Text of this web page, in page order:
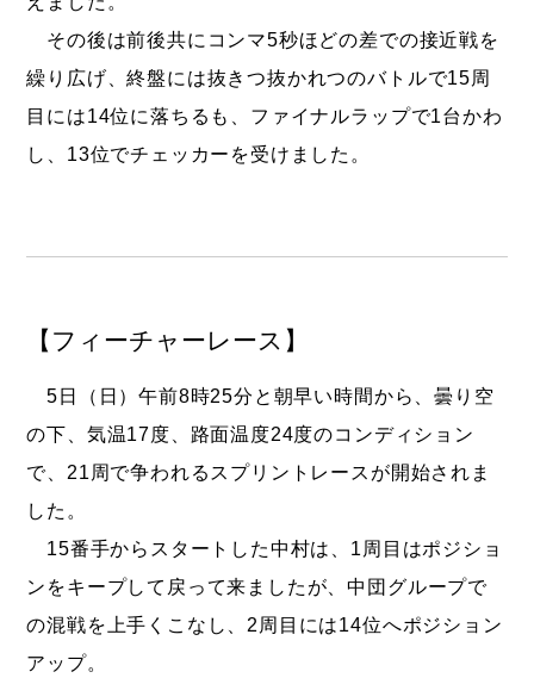
その後は前後共にコンマ5秒ほどの差での接近戦を
繰り広げ、終盤には抜きつ抜かれつのバトルで15周
目には14位に落ちるも、ファイナルラップで1台かわ
し、13位でチェッカーを受けました。
【フィーチャーレース】
5日（日）午前8時25分と朝早い時間から、曇り空
の下、気温17度、路面温度24度のコンディション
で、21周で争われるスプリントレースが開始されま
した。
15番手からスタートした中村は、1周目はポジショ
ンをキープして戻って来ましたが、中団グループで
の混戦を上手くこなし、2周目には14位へポジション
アップ。